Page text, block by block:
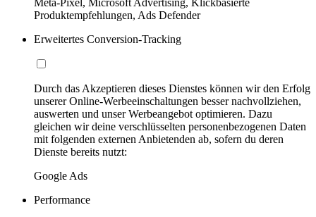
Meta-Pixel, Microsoft Advertising, Klickbasierte
Produktempfehlungen, Ads Defender
Erweitertes Conversion-Tracking
Durch das Akzeptieren dieses Dienstes können wir den Erfolg
unserer Online-Werbeeinschaltungen besser nachvollziehen,
auswerten und unser Werbeangebot optimieren. Dazu
gleichen wir deine verschlüsselten personenbezogenen Daten
mit folgenden externen Anbietenden ab, sofern du deren
Dienste bereits nutzt:
Google Ads
Performance